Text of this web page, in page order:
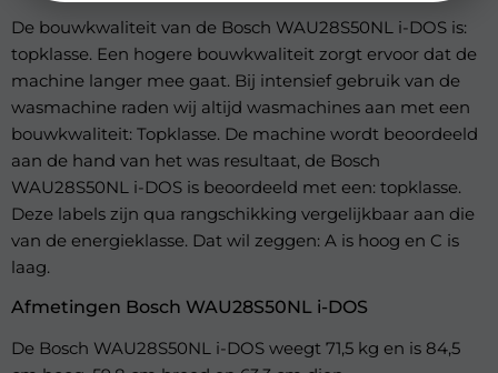
De bouwkwaliteit van de Bosch WAU28S50NL i-DOS is:
topklasse. Een hogere bouwkwaliteit zorgt ervoor dat de
machine langer mee gaat. Bij intensief gebruik van de
wasmachine raden wij altijd wasmachines aan met een
bouwkwaliteit: Topklasse. De machine wordt beoordeeld
aan de hand van het was resultaat, de Bosch
WAU28S50NL i-DOS is beoordeeld met een: topklasse.
Deze labels zijn qua rangschikking vergelijkbaar aan die
van de energieklasse. Dat wil zeggen: A is hoog en C is
laag.
Afmetingen Bosch WAU28S50NL i-DOS
De Bosch WAU28S50NL i-DOS weegt 71,5 kg en is 84,5